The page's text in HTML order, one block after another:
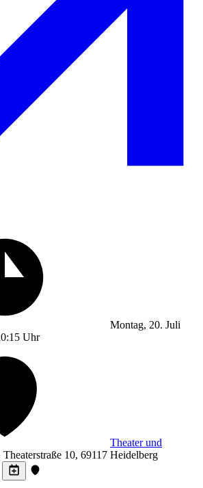
Montag, 20. Juli
Uhr
Theater und
Theaterstraße 10, 69117 Heidelberg